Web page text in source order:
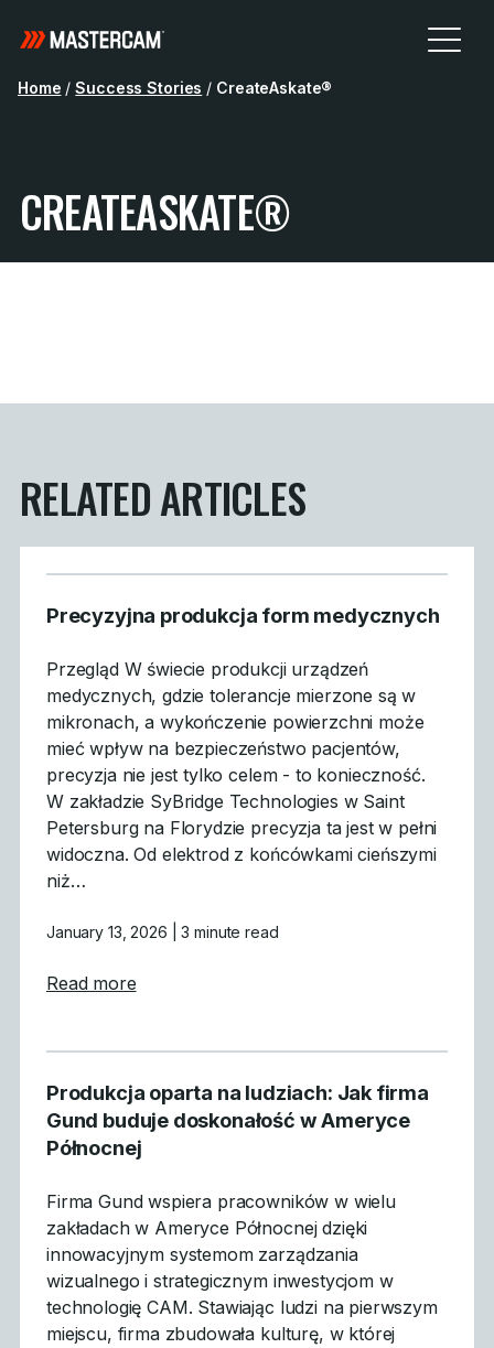
Home / Success Stories / CreateAskate®
CREATEASKATE®
RELATED ARTICLES
Precyzyjna produkcja form medycznych
Przegląd W świecie produkcji urządzeń
medycznych, gdzie tolerancje mierzone są w
mikronach, a wykończenie powierzchni może
mieć wpływ na bezpieczeństwo pacjentów,
precyzja nie jest tylko celem - to konieczność.
W zakładzie SyBridge Technologies w Saint
Petersburg na Florydzie precyzja ta jest w pełni
widoczna. Od elektrod z końcówkami cieńszymi
niż…
January 13, 2026 | 3 minute read
Read moreabout Precyzyjna produkcja form
Produkcja oparta na ludziach: Jak firma
Gund buduje doskonałość w Ameryce
Północnej
Firma Gund wspiera pracowników w wielu
zakładach w Ameryce Północnej dzięki
innowacyjnym systemom zarządzania
wizualnego i strategicznym inwestycjom w
technologię CAM. Stawiając ludzi na pierwszym
miejscu, firma zbudowała kulturę, w której